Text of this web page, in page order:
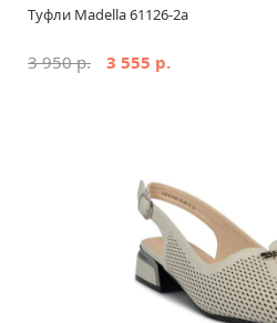
Туфли Madella 61126-2a
3 950 р. 3 555 р.